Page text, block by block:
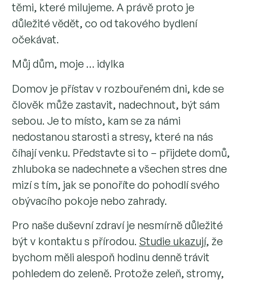
těmi, které milujeme. A právě proto je
důležité vědět, co od takového bydlení
očekávat.
Můj dům, moje … idylka
Domov je přístav v rozbouřeném dni, kde se
člověk může zastavit, nadechnout, být sám
sebou. Je to místo, kam se za námi
nedostanou starosti a stresy, které na nás
číhají venku. Představte si to – přijdete domů,
zhluboka se nadechnete a všechen stres dne
mizí s tím, jak se ponoříte do pohodlí svého
obývacího pokoje nebo zahrady.
Pro naše duševní zdraví je nesmírně důležité
být v kontaktu s přírodou. Studie ukazují, že
bychom měli alespoň hodinu denně trávit
pohledem do zeleně. Protože zeleň, stromy,